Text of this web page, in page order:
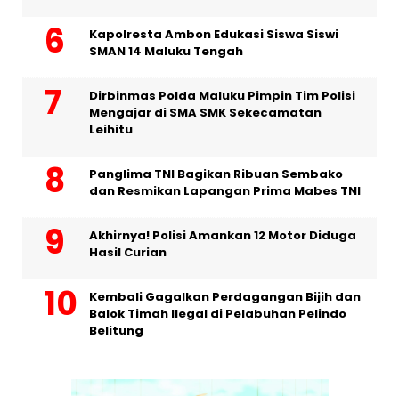
Kapolresta Ambon Edukasi Siswa Siswi
SMAN 14 Maluku Tengah
Dirbinmas Polda Maluku Pimpin Tim Polisi
Mengajar di SMA SMK Sekecamatan
Leihitu
Panglima TNI Bagikan Ribuan Sembako
dan Resmikan Lapangan Prima Mabes TNI
Akhirnya! Polisi Amankan 12 Motor Diduga
Hasil Curian
Kembali Gagalkan Perdagangan Bijih dan
Balok Timah Ilegal di Pelabuhan Pelindo
Belitung